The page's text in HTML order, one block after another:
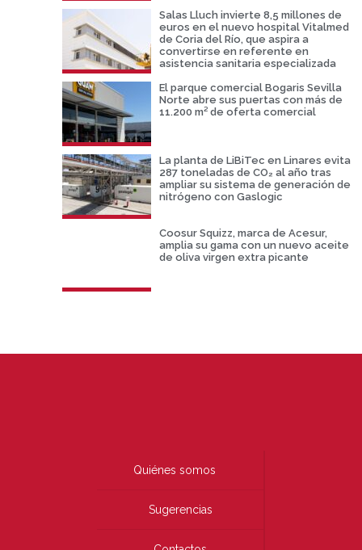
Salas Lluch invierte 8,5 millones de
euros en el nuevo hospital Vitalmed
de Coria del Río, que aspira a
convertirse en referente en
asistencia sanitaria especializada
El parque comercial Bogaris Sevilla
Norte abre sus puertas con más de
11.200 m² de oferta comercial
La planta de LiBiTec en Linares evita
287 toneladas de CO₂ al año tras
ampliar su sistema de generación de
nitrógeno con Gaslogic
Coosur Squizz, marca de Acesur,
amplia su gama con un nuevo aceite
de oliva virgen extra picante
Quiénes somos
Sugerencias